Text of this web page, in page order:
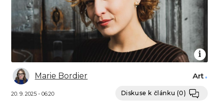
Marie Bordier
20. 9. 2025 - 06:20
Art
Diskuse k článku (0)